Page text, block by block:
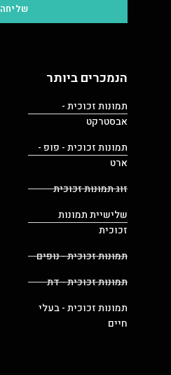
שליחה
הנמכרים ביותר
תמונות זכוכית -
אבסטרקט
תמונות זכוכית - פופ -
ארט
זוג תמונות זכוכית
שלישיית תמונות
זכוכית
תמונות זכוכית - נופים
תמונות זכוכית - דת
תמונות זכוכית - בעלי
חיים